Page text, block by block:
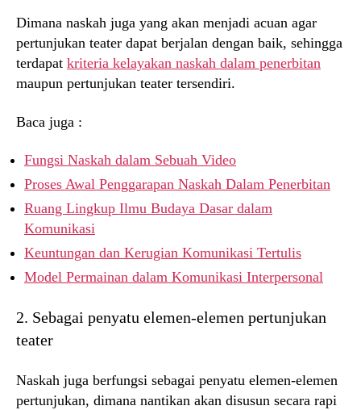
Dimana naskah juga yang akan menjadi acuan agar
pertunjukan teater dapat berjalan dengan baik, sehingga
terdapat kriteria kelayakan naskah dalam penerbitan
maupun pertunjukan teater tersendiri.
Baca juga :
Fungsi Naskah dalam Sebuah Video
Proses Awal Penggarapan Naskah Dalam Penerbitan
Ruang Lingkup Ilmu Budaya Dasar dalam
Komunikasi
Keuntungan dan Kerugian Komunikasi Tertulis
Model Permainan dalam Komunikasi Interpersonal
2. Sebagai penyatu elemen-elemen pertunjukan
teater
Naskah juga berfungsi sebagai penyatu elemen-elemen
pertunjukan, dimana nantikan akan disusun secara rapi